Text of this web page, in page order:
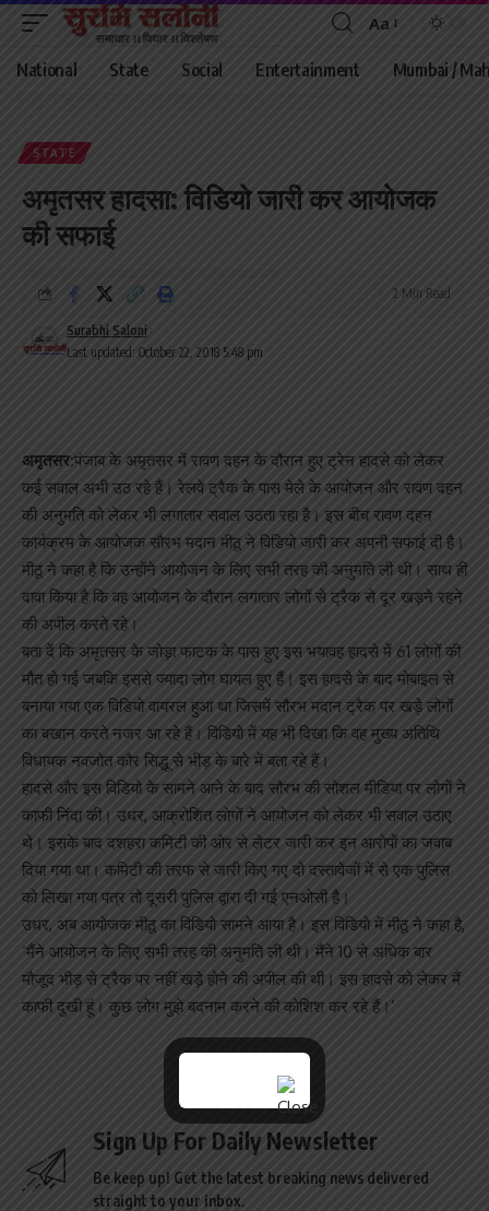
Font
Resizer
Aa
National State Social Entertainment Mumbai /
STATE
अमृतसर हादसा: विडियो जारी कर आयोजक
की सफाई
Last updated: October 22, 2018 5:48 pm
Surabhi Saloni
2 Min Read
अमृतसर:पंजाब के अमृतसर में रावण दहन के दौरान हुए ट्रेन हादसे को लेकर
कई सवाल अभी उठ रहे हैं। रेलवे ट्रैक के पास मेले के आयोजन और रावण दहन
की अनुमति को लेकर भी लगातार सवाल उठता रहा है। इस बीच रावण दहन
कार्यक्रम के आयोजक सौरभ मदान मीठू ने विडियो जारी कर अपनी सफाई दी है।
मीठू ने कहा है कि उन्होंने आयोजन के लिए सभी तरह की अनुमति ली थी। साथ ही
दावा किया है कि वह आयोजन के दौरान लगातार लोगों से ट्रैक से दूर खड़ने रहने
की अपील करते रहे।
बता दें कि अमृतसर के जोड़ा फाटक के पास हुए इस भयावह हादसे में 61 लोगों की
मौत हो गई जबकि इससे ज्यादा लोग घायल हुए हैं। इस हादसे के बाद मोबाइल से
बनाया गया एक विडियो वायरल हुआ था जिसमें सौरभ मदान ट्रैक पर खड़े लोगों
का बखान करते नजर आ रहे हैं। विडियो में यह भी दिखा कि वह मुख्य अतिथि
विधायक नवजोत कौर सिद्धू से भीड़ के बारे में बता रहे हैं।
हादसे और इस विडियो के सामने आने के बाद सौरभ की सोशल मीडिया पर लोगों ने
काफी निंदा की। उधर, आक्रोशित लोगों ने आयोजन को लेकर भी सवाल उठाए
थे। इसके बाद दशहरा कमिटी की ओर से लेटर जारी कर इन आरोपों का जवाब
दिया गया था। कमिटी की तरफ से जारी किए गए दो दस्तावेजों में से एक पुलिस
को लिखा गया पत्र तो दूसरी पुलिस द्वारा दी गई एनओसी है।
उधर, अब आयोजक मीठू का विडियो सामने आया है। इस विडियो में मीठू ने कहा है,
‘मैंने आयोजन के लिए सभी तरह की अनुमति ली थी। मैंने 10 से अधिक बार
मौजूद भीड़ से ट्रैक पर नहीं खड़े होने की अपील की थी। इस हादसे को लेकर मैं
काफी दुखी हूं। कुछ लोग मुझे बदनाम करने की कोशिश कर रहे हैं।’
Sign Up For Daily Newsletter
Be keep up! Get the latest breaking news delivered
straight to your inbox.